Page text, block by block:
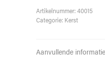
Artikelnummer: 40015
Categorie: Kerst
Aanvullende informatie